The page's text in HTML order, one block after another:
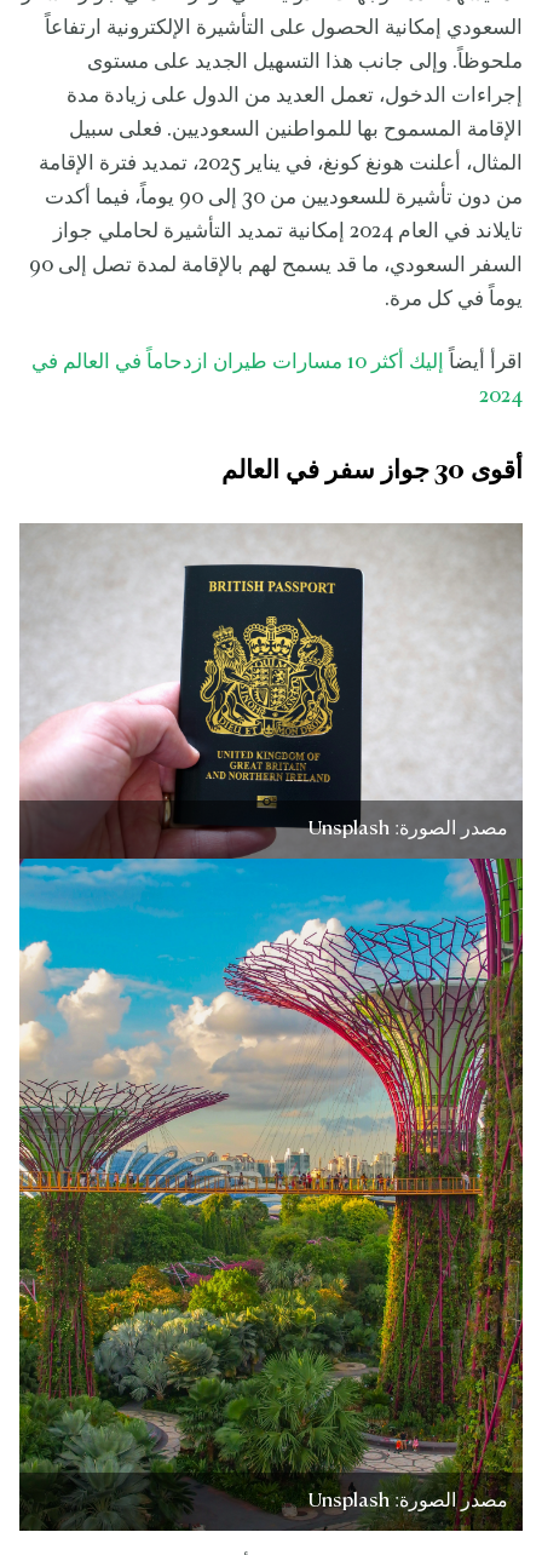
السعودي إمكانية الحصول على التأشيرة الإلكترونية ارتفاعاً
ملحوظاً. وإلى جانب هذا التسهيل الجديد على مستوى
إجراءات الدخول، تعمل العديد من الدول على زيادة مدة
الإقامة المسموح بها للمواطنين السعوديين. فعلى سبيل
المثال، أعلنت هونغ كونغ، في يناير 2025، تمديد فترة الإقامة
من دون تأشيرة للسعوديين من 30 إلى 90 يوماً، فيما أكدت
تايلاند في العام 2024 إمكانية تمديد التأشيرة لحاملي جواز
السفر السعودي، ما قد يسمح لهم بالإقامة لمدة تصل إلى 90
يوماً في كل مرة.
اقرأ أيضاً
إليك أكثر 10 مسارات طيران ازدحاماً في العالم في
2024
أقوى 30 جواز سفر في العالم
مصدر الصورة: Unsplash
مصدر الصورة: Unsplash